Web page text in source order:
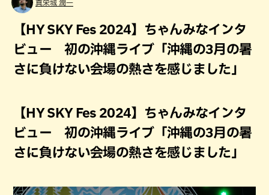
真栄城 潤一
【HY SKY Fes 2024】ちゃんみなインタ
ビュー 初の沖縄ライブ「沖縄の3月の暑
さに負けない会場の熱さを感じました」
【HY SKY Fes 2024】ちゃんみなインタ
ビュー 初の沖縄ライブ「沖縄の3月の暑
さに負けない会場の熱さを感じました」